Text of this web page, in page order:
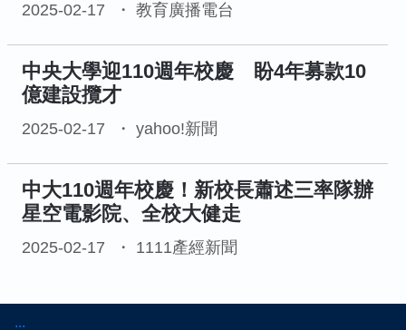
2025-02-17 教育廣播電台
中央大學迎110週年校慶 盼4年募款10
億建設攬才
2025-02-17 yahoo!新聞
中大110週年校慶！新校長蕭述三率隊辦
星空電影院、全校大健走
2025-02-17 1111產經新聞